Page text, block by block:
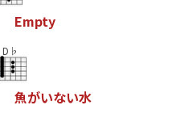
Empty
D♭
魚がいない水